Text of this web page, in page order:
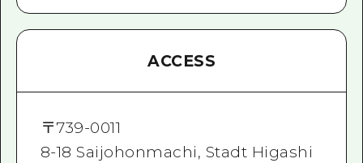
ACCESS
〒739-0011
8-18 Saijohonmachi, Stadt Higashi